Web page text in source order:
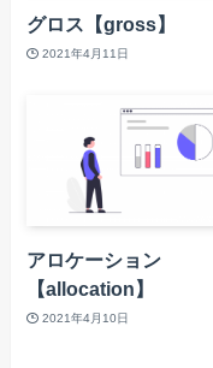
グロス【gross】
2021年4月11日
アロケーション
【allocation】
2021年4月10日